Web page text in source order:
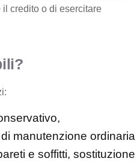
credito o di esercitare
manutenzione ordinaria
e soffitti, sostituzione